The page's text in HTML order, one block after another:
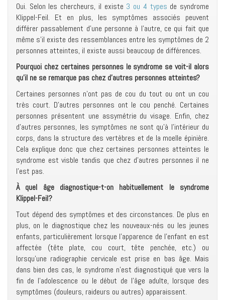
Oui. Selon les chercheurs, il existe 3 ou 4 types de syndrome
Klippel-Feil. Et en plus, les symptômes associés peuvent
différer passablement d’une personne à l’autre, ce qui fait que
même s’il existe des ressemblances entre les symptômes de 2
personnes atteintes, il existe aussi beaucoup de différences.
Pourquoi chez certaines personnes le syndrome se voit-il alors
qu’il ne se remarque pas chez d’autres personnes atteintes?
Certaines personnes n’ont pas de cou du tout ou ont un cou
très court. D’autres personnes ont le cou penché. Certaines
personnes présentent une assymétrie du visage. Enfin, chez
d’autres personnes, les symptômes ne sont qu’à l’intérieur du
corps, dans la structure des vertèbres et de la moelle épinière.
Cela explique donc que chez certaines personnes atteintes le
syndrome est visble tandis que chez d’autres personnes il ne
l’est pas.
À quel âge diagnostique-t-on habituellement le syndrome
Klippel-Feil?
Tout dépend des symptômes et des circonstances. De plus en
plus, on le diagnostique chez les nouveaux-nés ou les jeunes
enfants, particulièrement lorsque l’apparence de l’enfant en est
affectée (tête plate, cou court, tête penchée, etc.) ou
lorsqu’une radiographie cervicale est prise en bas âge. Mais
dans bien des cas, le syndrome n’est diagnostiqué que vers la
fin de l’adolescence ou le début de l’âge adulte, lorsque des
symptômes (douleurs, raideurs ou autres) apparaissent.